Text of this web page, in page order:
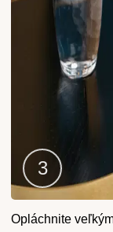
Krok
Opláchnite